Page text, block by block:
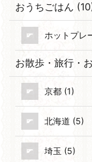
おうちごはん
ホットプレ
お散歩・旅行・
京都 (1)
北海道 (5)
埼玉 (5)